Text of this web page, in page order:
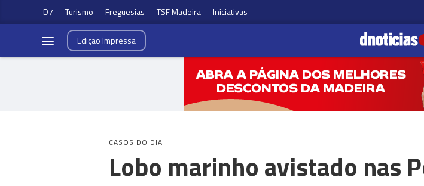
D7 Turismo Freguesias TSF Madeira Iniciativas
EdiçãoImpressa
CASOS DO DIA
Lobo marinho avistado nas